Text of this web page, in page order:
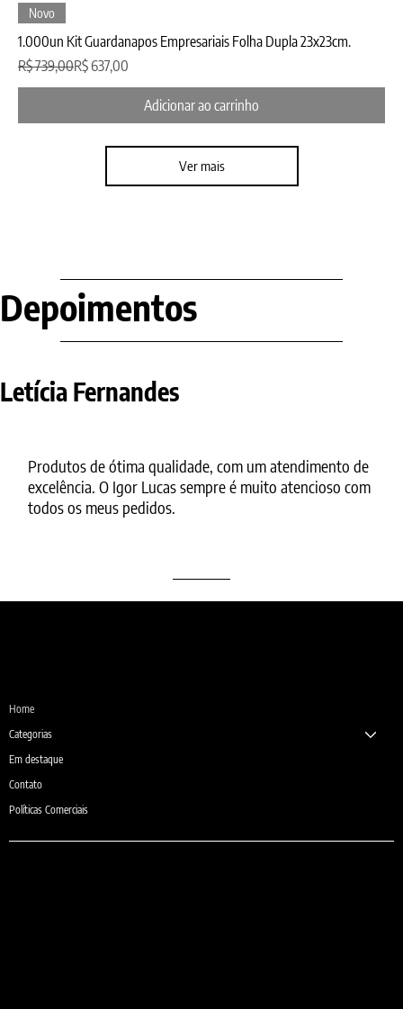
Depoimentos
Letícia Fernandes
Produtos de ótima qualidade, com um atendimento de
excelência. O Igor Lucas sempre é muito atencioso com
todos os meus pedidos.
Novo
1.000un Kit Guardanapos Empresariais Folha Dupla 23x23cm.
Preço normal
R$ 739,00
Preço promocional
R$ 637,00
Adicionar ao carrinho
Ver mais
Home
Categorias
Em destaque
Contato
Políticas Comerciais